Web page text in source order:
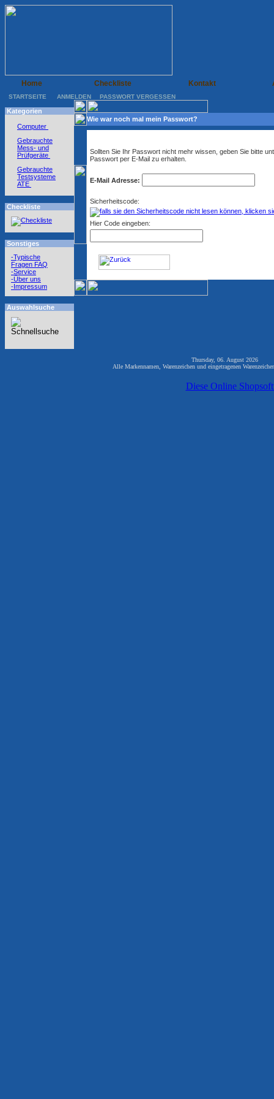
Home Checkliste Kontakt
STARTSEITE ANMELDEN PASSWORT VERGESSEN
Kategorien
Computer
Gebrauchte
Mess- und
Prüfgeräte
Gebrauchte
Testsysteme
ATE
Checkliste
Sonstiges
-Typische
Fragen FAQ
-Service
-Über uns
-Impressum
Auswahlsuche
Wie war noch mal mein Passwort?
Sollten Sie Ihr Passwort nicht mehr wissen, geben Sie bitte
Passwort per E-Mail zu erhalten.
E-Mail Adresse:
Sicherheitscode:
Hier Code eingeben:
Thursday, 06. August 2026
Alle Markennamen, Warenzeichen und eingetragenen
Diese Online